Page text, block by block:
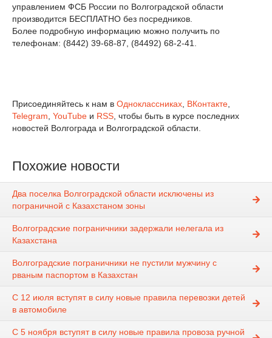
управлением ФСБ России по Волгоградской области
производится БЕСПЛАТНО без посредников.
Более подробную информацию можно получить по
телефонам: (8442) 39-68-87, (84492) 68-2-41.
Присоединяйтесь к нам в Одноклассниках ВКонтакте
Telegram YouTube и RSS , чтобы быть в курсе последних
новостей Волгограда и Волгоградской области.
Похожие новости
Два поселка Волгоградской области исключены из
пограничной с Казахстаном зоны
Волгоградские пограничники задержали нелегала из
Казахстана
Волгоградские пограничники не пустили мужчину с
рваным паспортом в Казахстан
С 12 июля вступят в силу новые правила перевозки детей
в автомобиле
С 5 ноября вступят в силу новые правила провоза ручной